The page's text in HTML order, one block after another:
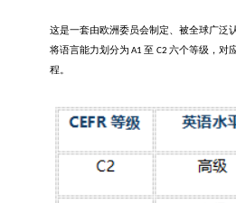
这是一套由欧洲委员会制定、被全球广泛
将语言能力划分为 A1 至 C2 六个等级，对
程。